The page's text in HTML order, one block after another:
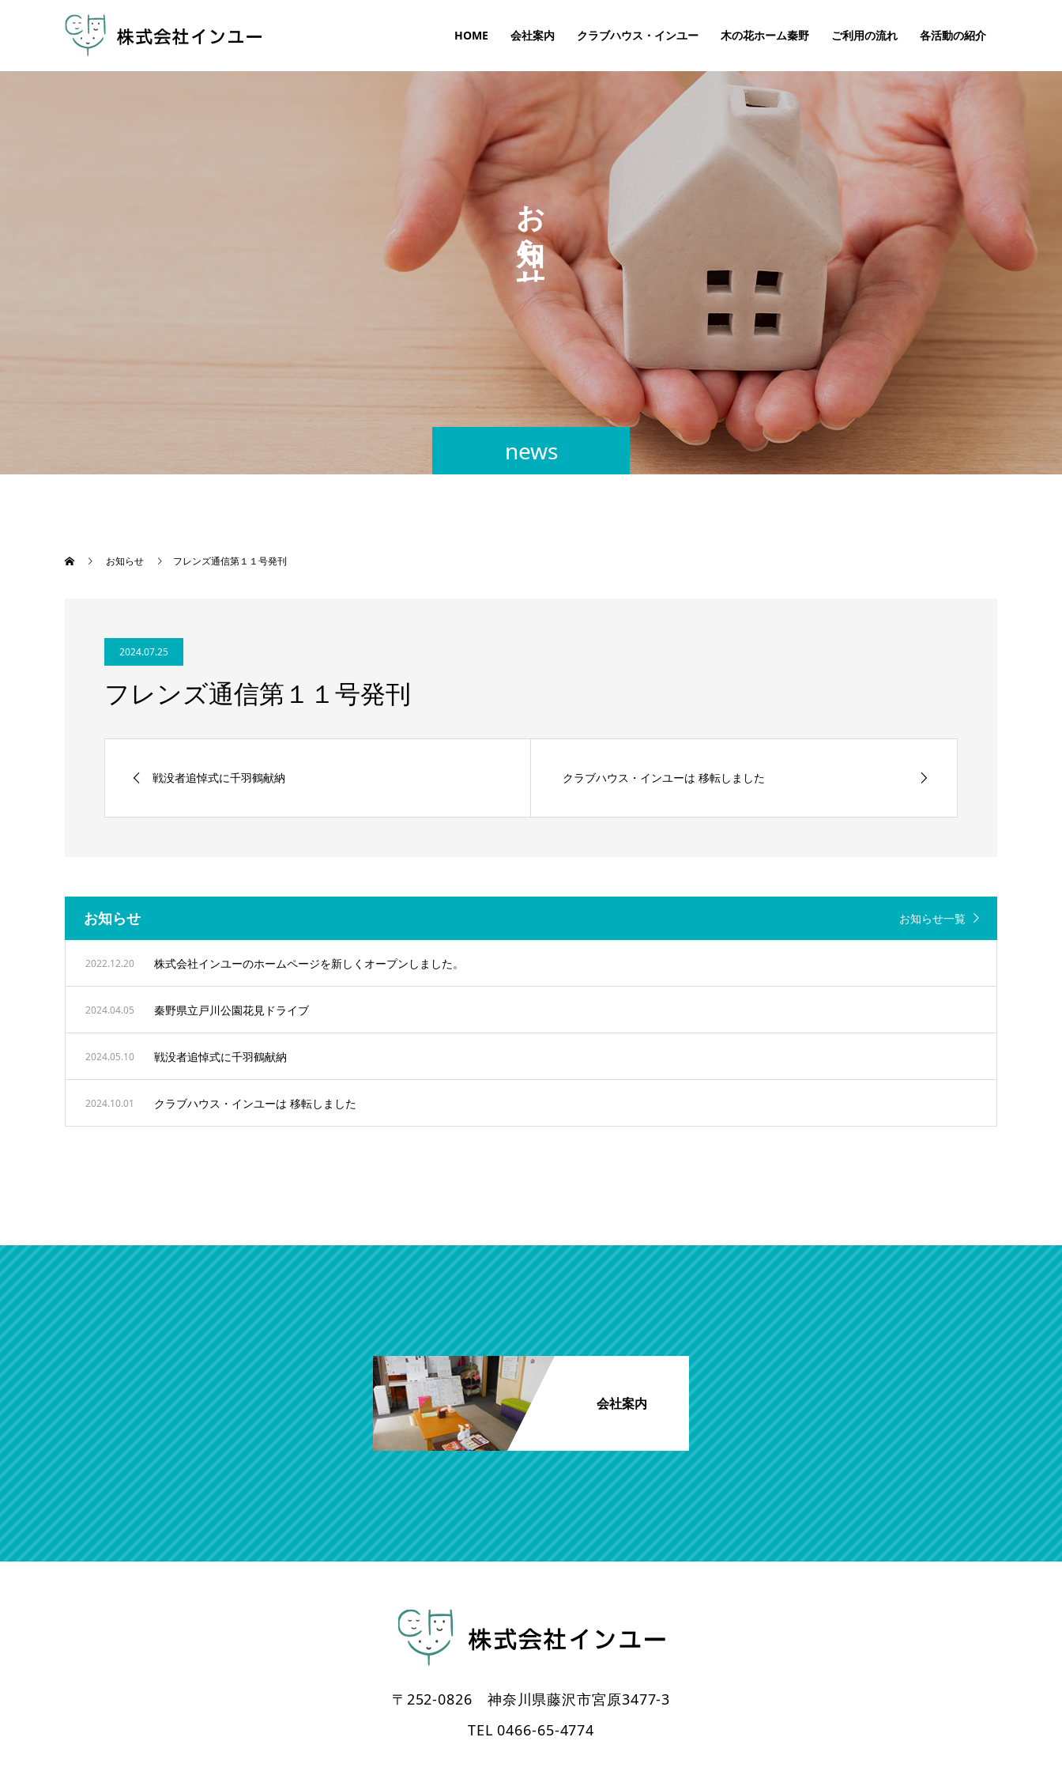
HOME 会社案内 クラブハウス・インユー 木の花ホーム秦野 ご利用の流れ 各活動の紹介
news
お
ら
せ
お知らせ フレンズ通信第１１号発刊
2024.07.25
フレンズ通信第１１号発刊
戦没者追悼式に千羽鶴献納 クラブハウス・インユーは 移転しました
お知らせ お知らせ一覧
2022.12.20 株式会社インユーのホームページを新しくオープンしました。
2024.04.05 秦野県立戸川公園花見ドライブ
2024.05.10 戦没者追悼式に千羽鶴献納
2024.10.01 クラブハウス・インユーは 移転しました
会社案内
〒252-0826 神奈川県藤沢市宮原3477-3
TEL 0466-65-4774